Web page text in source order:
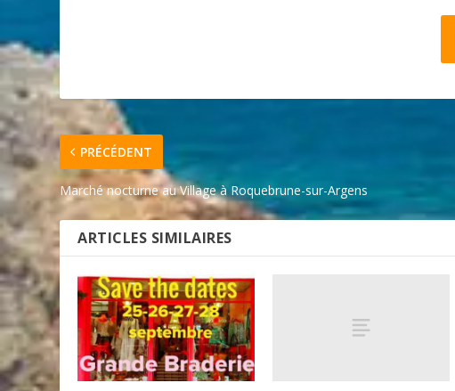
PRÉCÉDENT
Marché nocturne au Village à Roquebrune-sur-Argens
ARTICLES SIMILAIRES